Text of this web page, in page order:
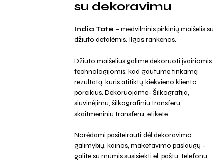
su dekoravimu
India Tote – medvilninis pirkinių maišelis su
džiuto detalėmis. Ilgos rankenos.
Džiuto maišelius galime dekoruoti įvairiomis
technologijomis, kad gautume tinkamą
rezultatą, kuris atitiktų kiekvieno kliento
poreikius. Dekoruojame- Šilkografija,
siuvinėjimu, šilkografiniu transferu,
skaitmeniniu transferu, etikete.
Norėdami pasiteirauti dėl dekoravimo
galimybių, kainos, maketavimo paslaugų -
galite su mumis susisiekti el. paštu, telefonu,